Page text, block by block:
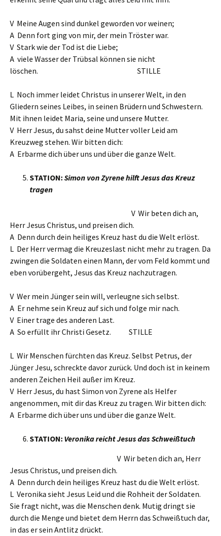
V Meine Augen sind dunkel geworden vor weinen;
A Denn fort ging von mir, der mein Tröster war.
V Stark wie der Tod ist die Liebe;
A viele Wasser der Trübsal können sie nicht
löschen. STILLE
L Noch immer leidet Christus in unserer Welt, in den
Gliedern seines Leibes, in seinen Brüdern und Schwestern.
Mit ihnen leidet Maria, seine und unsere Mutter.
V Herr Jesus, du sahst deine Mutter voller Leid am
Kreuzweg stehen. Wir bitten dich:
A Erbarme dich über uns und über die ganze Welt.
STATION:Simon von Zyrene hilft Jesus das Kreuz
tragen
V Wir beten dich an,
Herr Jesus Christus, und preisen dich.
A Denn durch dein heiliges Kreuz hast du die Welt erlöst.
L Der Herr vermag die Kreuzeslast nicht mehr zu tragen. Da
zwingen die Soldaten einen Mann, der vom Feld kommt und
eben vorübergeht, Jesus das Kreuz nachzutragen.
V Wer mein Jünger sein will, verleugne sich selbst.
A Er nehme sein Kreuz auf sich und folge mir nach.
V Einer trage des anderen Last.
A So erfüllt ihr Christi Gesetz. STILLE
L Wir Menschen fürchten das Kreuz. Selbst Petrus, der
Jünger Jesu, schreckte davor zurück. Und doch ist in keinem
anderen Zeichen Heil außer im Kreuz.
V Herr Jesus, du hast Simon von Zyrene als Helfer
angenommen, mit dir das Kreuz zu tragen. Wir bitten dich:
A Erbarme dich über uns und über die ganze Welt.
STATION: Veronika reicht Jesus das Schweißtuch
V Wir beten dich an, Herr
Jesus Christus, und preisen dich.
A Denn durch dein heiliges Kreuz hast du die Welt erlöst.
L Veronika sieht Jesus Leid und die Rohheit der Soldaten.
Sie fragt nicht, was die Menschen denk. Mutig dringt sie
durch die Menge und bietet dem Herrn das Schweißtuch dar,
in das er sein Antlitz drückt.